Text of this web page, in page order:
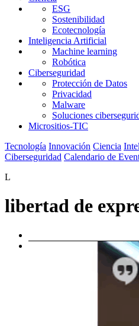
ESG
Sostenibilidad
Ecotecnología
Inteligencia Artificial
Machine learning
Robótica
Ciberseguridad
Protección de Datos
Privacidad
Malware
Soluciones
Micrositios-TIC
Tecnología Innovación Ciencia
Ciberseguridad Calendario de
L
libertad de